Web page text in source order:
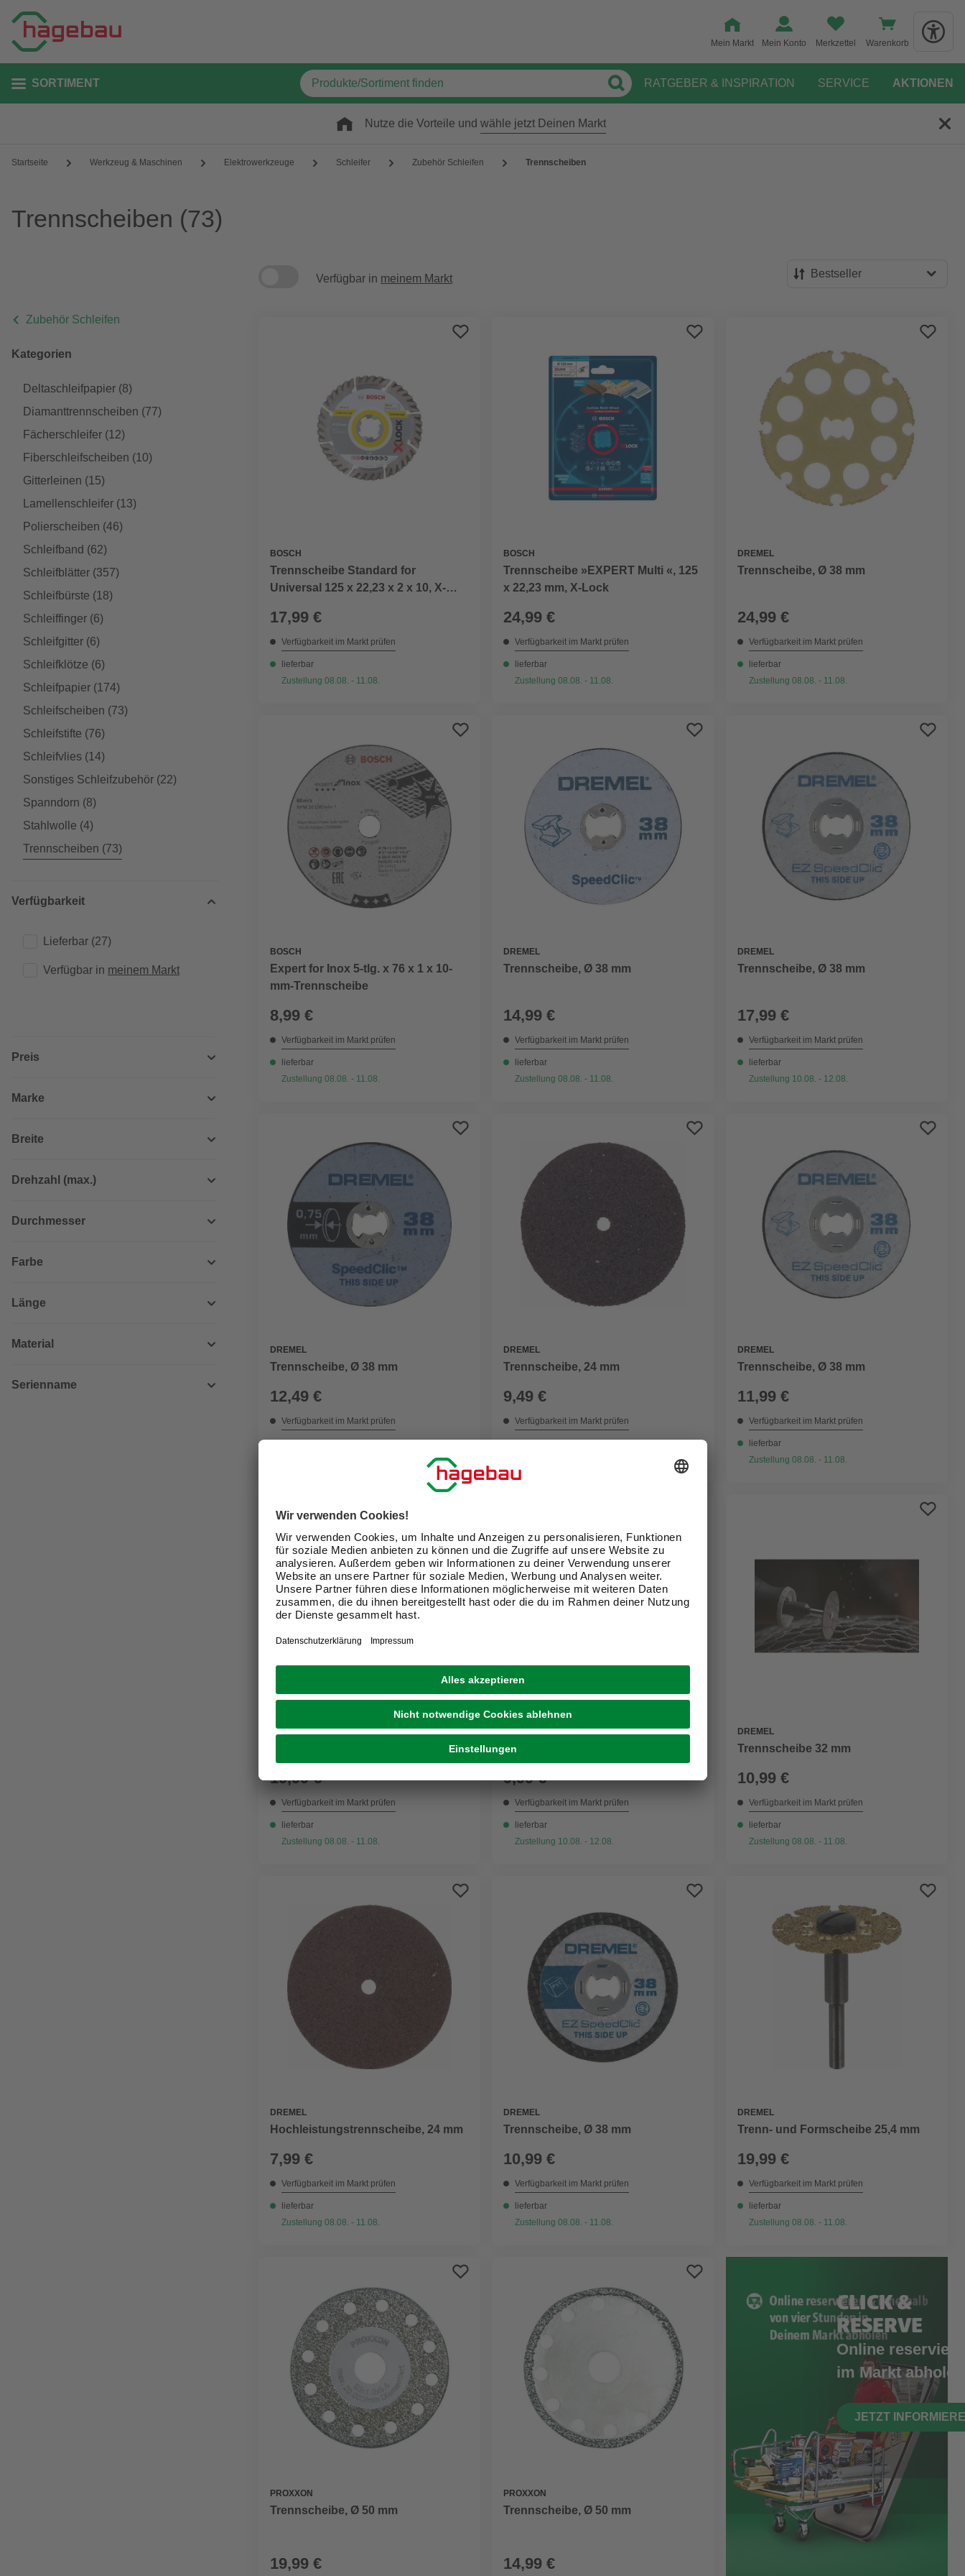
Mein Markt Mein Konto Merkzettel Warenkorb
SORTIMENT RATGEBER & INSPIRATION SERVICE AKTIONEN
Nutze die Vorteile und wähle jetzt Deinen Markt
Startseite Werkzeug & Maschinen Elektrowerkzeuge Schleifer Zubehör Schleifen Trennscheiben
Trennscheiben (73)
Zubehör Schleifen
Kategorien
Deltaschleifpapier (8)
Diamanttrennscheiben (77)
Fächerschleifer (12)
Fiberschleifscheiben (10)
Gitterleinen (15)
Lamellenschleifer (13)
Polierscheiben (46)
Schleifband (62)
Schleifblätter (357)
Schleifbürste (18)
Schleiffinger (6)
Schleifgitter (6)
Schleifklötze (6)
Schleifpapier (174)
Schleifscheiben (73)
Schleifstifte (76)
Schleifvlies (14)
Sonstiges Schleifzubehör (22)
Spanndorn (8)
Stahlwolle (4)
Trennscheiben (73)
Verfügbarkeit
Lieferbar (27)
Verfügbar in meinem Markt
Preis
Marke
Breite
Drehzahl (max.)
Durchmesser
Farbe
Länge
Material
Serienname
Verfügbar in meinem Markt Bestseller
Preis absteigend
Bewertung
BOSCH
Trennscheibe Standard for
Universal 125 x 22,23 x 2 x 10, X-
17,99 €
Verfügbarkeit im Markt prüfen
lieferbar
Zustellung 08.08. - 11.08.
BOSCH
Trennscheibe »EXPERT Multi «, 125
x 22,23 mm, X-Lock
24,99 €
Verfügbarkeit im Markt prüfen
lieferbar
Zustellung 08.08. - 11.08.
DREMEL
Trennscheibe, Ø 38 mm
24,99 €
Verfügbarkeit im Markt prüfen
lieferbar
Zustellung 08.08. - 11.08.
BOSCH
Expert for Inox 5-tlg. x 76 x 1 x 10-
mm-Trennscheibe
8,99 €
Verfügbarkeit im Markt prüfen
lieferbar
Zustellung 08.08. - 11.08.
DREMEL
Trennscheibe, Ø 38 mm
14,99 €
Verfügbarkeit im Markt prüfen
lieferbar
Zustellung 08.08. - 11.08.
DREMEL
Trennscheibe, Ø 38 mm
17,99 €
Verfügbarkeit im Markt prüfen
lieferbar
Zustellung 10.08. - 12.08.
DREMEL
Trennscheibe, Ø 38 mm
12,49 €
Verfügbarkeit im Markt prüfen
DREMEL
Trennscheibe, 24 mm
9,49 €
Verfügbarkeit im Markt prüfen
DREMEL
Trennscheibe, Ø 38 mm
11,99 €
Verfügbarkeit im Markt prüfen
lieferbar
Zustellung 08.08. - 11.08.
DREMEL
19,99 €
Verfügbarkeit im Markt prüfen
lieferbar
Zustellung 08.08. - 11.08.
PROXXON
Trennscheibe, Ø 20 mm
9,99 €
Verfügbarkeit im Markt prüfen
lieferbar
Zustellung 10.08. - 12.08.
DREMEL
Trennscheibe 32 mm
10,99 €
Verfügbarkeit im Markt prüfen
lieferbar
Zustellung 08.08. - 11.08.
DREMEL
Hochleistungstrennscheibe, 24 mm
7,99 €
Verfügbarkeit im Markt prüfen
lieferbar
Zustellung 08.08. - 11.08.
DREMEL
Trennscheibe, Ø 38 mm
10,99 €
Verfügbarkeit im Markt prüfen
lieferbar
Zustellung 08.08. - 11.08.
DREMEL
Trenn- und Formscheibe 25,4 mm
19,99 €
Verfügbarkeit im Markt prüfen
lieferbar
Zustellung 08.08. - 11.08.
PROXXON
Trennscheibe, Ø 50 mm
19,99 €
PROXXON
Trennscheibe, Ø 50 mm
14,99 €
CLICK &
RESERVE
Online
im Markt abholen
JETZT